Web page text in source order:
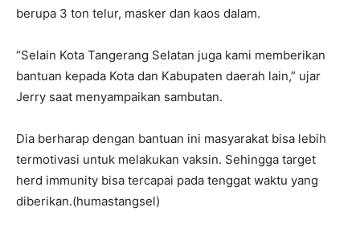
berupa 3 ton telur, masker dan kaos dalam.
“Selain Kota Tangerang Selatan juga kami memberikan
bantuan kepada Kota dan Kabupaten daerah lain,” ujar
Jerry saat menyampaikan sambutan.
Dia berharap dengan bantuan ini masyarakat bisa lebih
termotivasi untuk melakukan vaksin. Sehingga target
herd immunity bisa tercapai pada tenggat waktu yang
diberikan.(humastangsel)